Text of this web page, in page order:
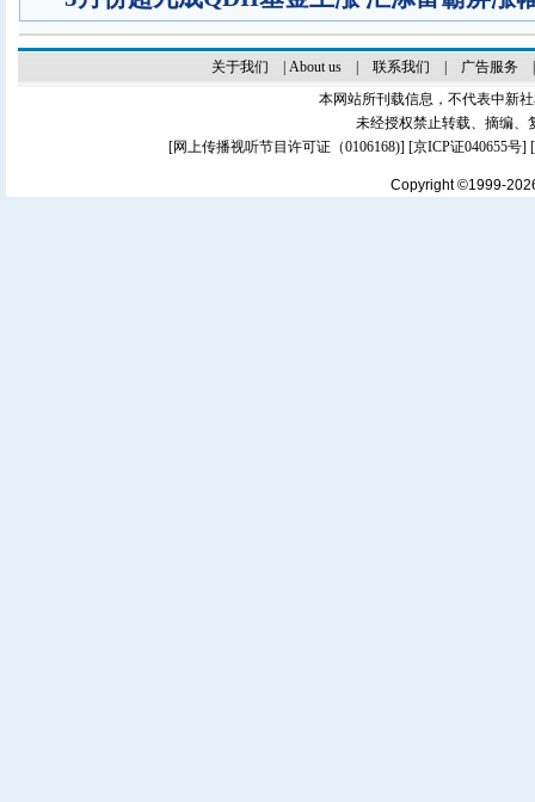
关于我们 About us| 联系我们 广告服务
本网站所刊载信息，不代表中新
未经授权禁止转载、摘编、
[网上传播视听节目许可证（0106168)] [京ICP证040655号]
Copyright ©1999-